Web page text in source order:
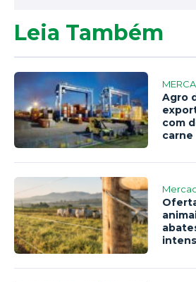
Leia Também
Agro
com
carne